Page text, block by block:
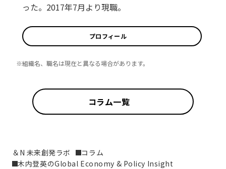
った。2017年7月より現職。
プロフィール
※組織名、職名は現在と異なる場合があります。
コラム一覧
＆N 未来創発ラボ
コラム
木内登英のGlobal Economy & Policy Insight